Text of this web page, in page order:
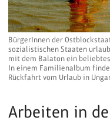
BürgerInnen der
sozialistischen Staaten
mit dem Balaton ein
In einem Familienalbum
Rückfahrt vom Urlaub in
Arbeiten in